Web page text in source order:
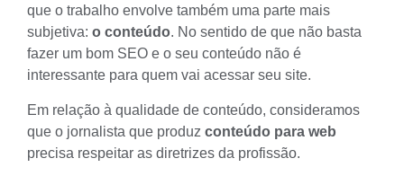
que o trabalho envolve também uma parte mais
subjetiva: o conteúdo. No sentido de que não basta
fazer um bom SEO e o seu conteúdo não é
interessante para quem vai acessar seu site.
Em relação à qualidade de conteúdo, consideramos
que o jornalista que produz conteúdo para web
precisa respeitar as diretrizes da profissão.